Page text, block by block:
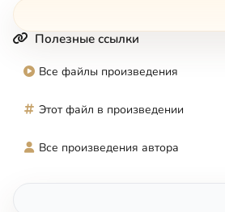
Полезные ссылки
Все файлы произведения
Этот файл в произведении
Все произведения автора